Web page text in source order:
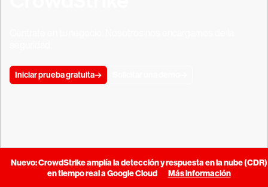
Iniciar prueba gratuita
Nuevo: CrowdStrike amplía la detección y respuesta en la nube (CDR)
en tiempo real a Google Cloud
Más información